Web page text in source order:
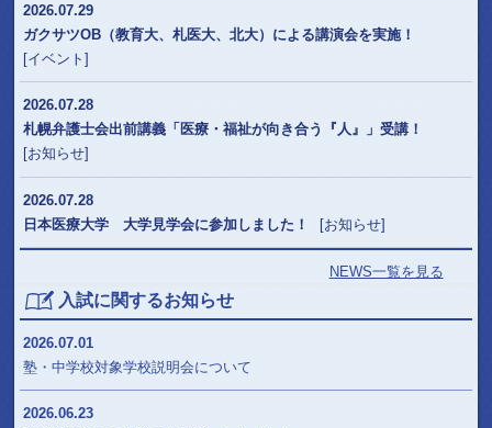
2026.07.29
ガクサツOB（教育大、札医大、北大）による講演会を実施！
[イベント]
2026.07.28
札幌弁護士会出前講義「医療・福祉が向き合う『人』」受講！
[お知らせ]
2026.07.28
日本医療大学 大学見学会に参加しました！
[お知らせ]
NEWS一覧を見る
入試に関するお知らせ
2026.07.01
塾・中学校対象学校説明会について
2026.06.23